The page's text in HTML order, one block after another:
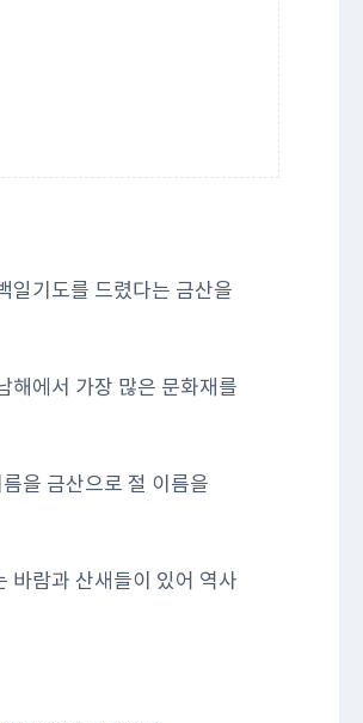
일기도를 드렸다는 금산을
해에서 가장 많은 문화재를
을 금산으로 절 이름을
바람과 산새들이 있어 역사